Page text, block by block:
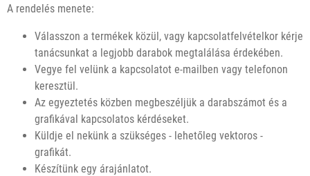
A rendelés menete:
Válasszon a termékek közül, vagy kapcsolatfelvételkor kérje
tanácsunkat a legjobb darabok megtalálása érdekében.
Vegye fel velünk a kapcsolatot e-mailben vagy telefonon
keresztül.
Az egyeztetés közben megbeszéljük a darabszámot és a
grafikával kapcsolatos kérdéseket.
Küldje el nekünk a szükséges - lehetőleg vektoros -
grafikát.
Készítünk egy árajánlatot.